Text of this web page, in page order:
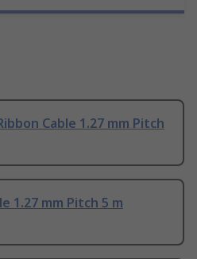
Cable 1.27 mm Pitch
1.27 mm Pitch 5 m